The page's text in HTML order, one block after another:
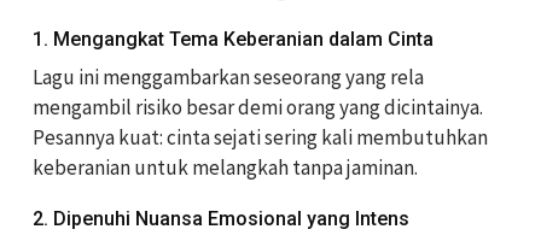
1. Mengangkat Tema Keberanian dalam Cinta
Lagu ini menggambarkan seseorang yang rela
mengambil risiko besar demi orang yang dicintainya.
Pesannya kuat: cinta sejati sering kali membutuhkan
keberanian untuk melangkah tanpa jaminan.
2. Dipenuhi Nuansa Emosional yang Intens